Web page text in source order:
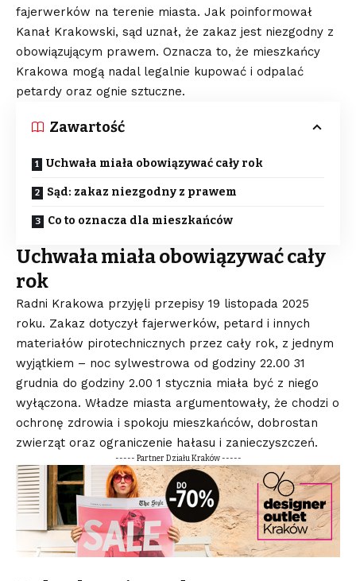
fajerwerków na terenie miasta. Jak poinformował
Kanał Krakowski, sąd uznał, że zakaz jest niezgodny z
obowiązującym prawem. Oznacza to, że mieszkańcy
Krakowa mogą nadal legalnie kupować i odpalać
petardy oraz ognie sztuczne.
Zawartość
Uchwała miała obowiązywać cały rok
Sąd: zakaz niezgodny z prawem
Co to oznacza dla mieszkańców
Uchwała miała obowiązywać cały
rok
Radni Krakowa przyjęli przepisy 19 listopada 2025
roku. Zakaz dotyczył fajerwerków, petard i innych
materiałów pirotechnicznych przez cały rok, z jednym
wyjątkiem – noc sylwestrowa od godziny 22.00 31
grudnia do godziny 2.00 1 stycznia miała być z niego
wyłączona. Władze miasta argumentowały, że chodzi o
ochronę zdrowia i spokoju mieszkańców, dobrostan
zwierząt oraz ograniczenie hałasu i zanieczyszczeń.
----- Partner Działu Kraków -----